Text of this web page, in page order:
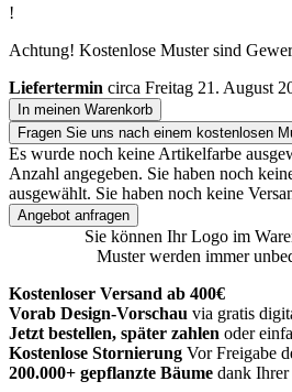
!
Achtung! Kostenlose Muster sind
Liefertermin circa Freitag 21. August
In meinen Warenkorb
Fragen Sie uns nach einem kostenlosen
Es wurde noch keine Artikelfarbe
Anzahl angegeben. Sie haben noch
ausgewählt. Sie haben noch keine
Angebot anfragen
Sie können Ihr Logo im
Muster werden immer
Kostenloser Versand ab 400€
Vorab Design-Vorschau via gratis
Jetzt bestellen, später zahlen oder
Kostenlose Stornierung Vor Freigabe
200.000+ gepflanzte Bäume dank